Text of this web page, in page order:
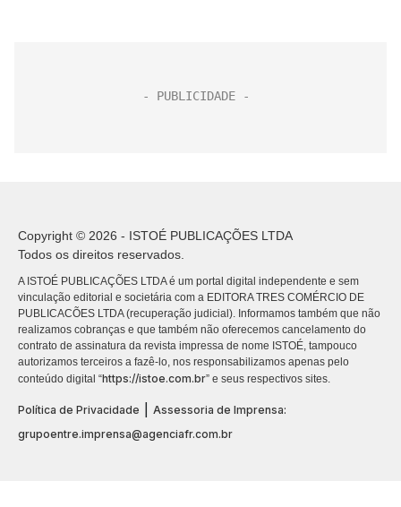
Copyright © 2026 - ISTOÉ PUBLICAÇÕES LTDA
Todos os direitos reservados.
A ISTOÉ PUBLICAÇÕES LTDA é um portal digital independente e sem
vinculação editorial e societária com a EDITORA TRES COMÉRCIO DE
PUBLICACÕES LTDA (recuperação judicial). Informamos também que não
realizamos cobranças e que também não oferecemos cancelamento do
contrato de assinatura da revista impressa de nome ISTOÉ, tampouco
autorizamos terceiros a fazê-lo, nos responsabilizamos apenas pelo
conteúdo digital “https://istoe.com.br” e seus respectivos sites.
Política de Privacidade
Assessoria de Imprensa:
grupoentre.imprensa@agenciafr.com.br